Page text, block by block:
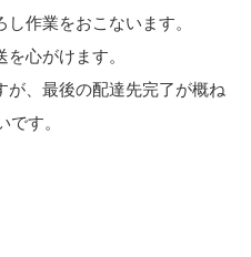
作業をおこないます。
心がけます。
が、最後の配達先完了が概ね
す。